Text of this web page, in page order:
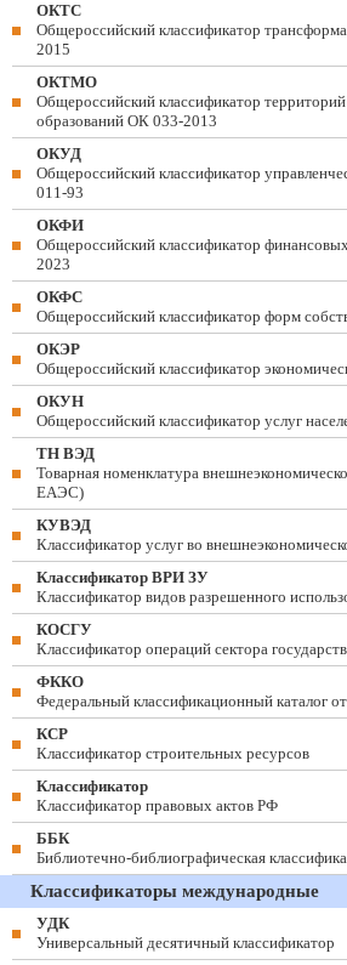
ОКТС
Общероссийский классификатор
2015
ОКТМО
Общероссийский классификатор
образований ОК 033-2013
ОКУД
Общероссийский классификатор
011-93
ОКФИ
Общероссийский классификатор
2023
ОКФС
Общероссийский классификатор форм
ОКЭР
Общероссийский классификатор
ОКУН
Общероссийский классификатор услуг
ТН ВЭД
Товарная номенклатура
ЕАЭС)
КУВЭД
Классификатор услуг во
Классификатор ВРИ ЗУ
Классификатор видов разрешенного
КОСГУ
Классификатор операций сектора
ФККО
Федеральный классификационный каталог
КСР
Классификатор строительных ресурсов
Классификатор
Классификатор правовых актов РФ
ББК
Библиотечно-библиографическая
Классификаторы международные
УДК
Универсальный десятичный классификатор